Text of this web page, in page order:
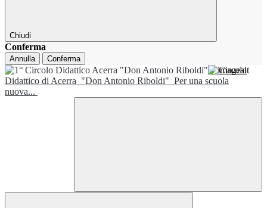
Chiudi
Conferma
Annulla Conferma
1° Circolo
Didattico di Acerra "Don Antonio Riboldi" Per una scuola
nuova...